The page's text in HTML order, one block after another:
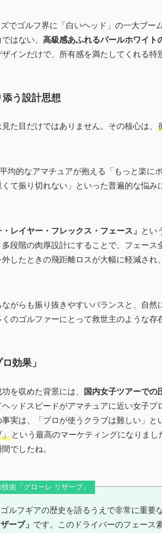
でゴルフ界に「白いヘッド」の一大ブー
はない、 高級感あふれるパールホワイト
インだけで、所有感を満たしてくれる特
添う設計思想
た目だけではありません。その核心は、
均的なアマチュアが抱える「もっと楽に
て振り切れない」といった普遍的な悩み
・レイヤー・フレックス・フェース」
とい
段階の肉厚設計にすることで、フェー
したときの飛距離ロスが大幅に軽減され
がらも振り抜きやすいバランスと、自
のゴルファーにとって救世主のような存
効果」
を収めた背景には、 国内女子ツアーでの
ッドスピードがアマチュアに近い女子プ
実は、「プロが使うクラブは難しい」と
」 という最高のマーケティングになりま
でしたね。
術「グローレ リザーブ」
ルフギアの歴史を語るうえで非常に重要
ーブ」 です。このドライバーのフェース